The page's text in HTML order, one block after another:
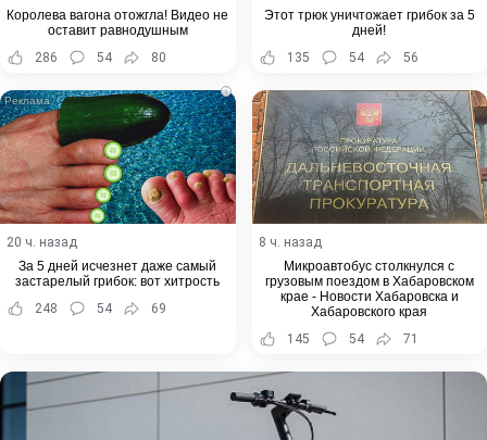
Королева вагона отожгла! Видео не
оставит равнодушным
286
54 80
Этот трюк уничтожает грибок за 5
дней!
135
54 56
i
20 ч. назад
За 5 дней исчезнет даже самый
застарелый грибок: вот хитрость
248
54 69
8 ч. назад
Микроавтобус столкнулся с
грузовым поездом в Хабаровском
крае - Новости Хабаровска и
Хабаровского края
145
54 71